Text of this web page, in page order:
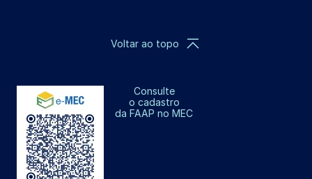
Consulte
o cadastro
da FAAP no MEC
Voltar ao topo